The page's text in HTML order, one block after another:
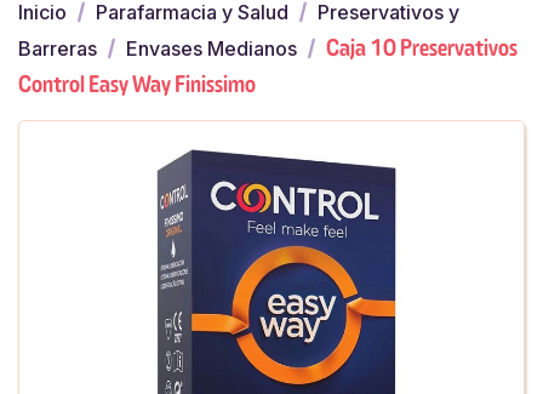
Inicio Parafarmacia y Salud
Preservativos y
Barreras
Envases Medianos
Caja 10 Preservativos
Control Easy Way Finissimo